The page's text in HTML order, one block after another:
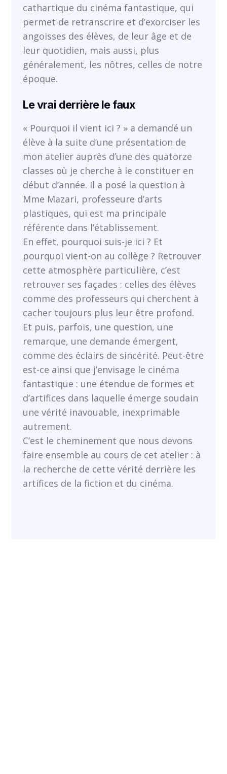
VOIR
cathartique du cinéma fantastique, qui
permet de retranscrire et d’exorciser les
angoisses des élèves, de leur âge et de
leur quotidien, mais aussi, plus
généralement, les nôtres, celles de notre
époque.
Le vrai derrière le faux
« Pourquoi il vient ici ? » a demandé un
élève à la suite d’une présentation de
mon atelier auprès d’une des quatorze
classes où je cherche à le constituer en
début d’année. Il a posé la question à
Mme Mazari, professeure d’arts
plastiques, qui est ma principale
référente dans l’établissement.
En effet, pourquoi suis-je ici ? Et
pourquoi vient-on au collège ? Retrouver
cette atmosphère particulière, c’est
retrouver ses façades : celles des élèves
comme des professeurs qui cherchent à
cacher toujours plus leur être profond.
Et puis, parfois, une question, une
remarque, une demande émergent,
comme des éclairs de sincérité. Peut-être
est-ce ainsi que j’envisage le cinéma
fantastique : une étendue de formes et
d’artifices dans laquelle émerge soudain
une vérité inavouable, inexprimable
autrement.
C’est le cheminement que nous devons
faire ensemble au cours de cet atelier : à
la recherche de cette vérité derrière les
artifices de la fiction et du cinéma.